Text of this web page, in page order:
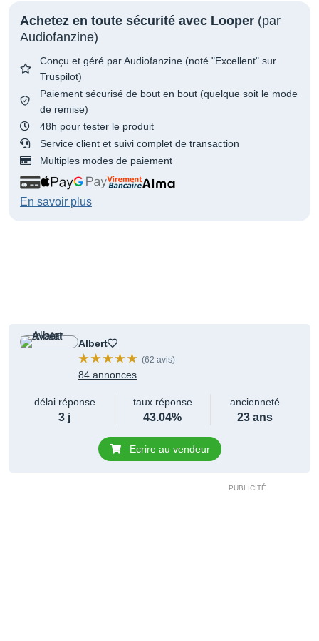
Achetez en toute sécurité avec Looper (par
Audiofanzine)
Conçu et géré par Audiofanzine (noté "Excellent" sur
Truspilot)
Paiement sécurisé de bout en bout (quelque soit le mode
de remise)
48h pour tester le produit
Service client et suivi complet de transaction
Multiples modes de paiement
En savoir plus
Albert
(62 avis)
84 annonces
délai réponse
3 j
taux réponse
43.04%
ancienneté
23 ans
Ecrire au vendeur